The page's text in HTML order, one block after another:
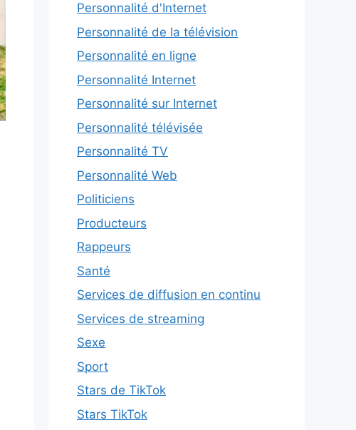
Personnalité d'Internet
Personnalité de la télévision
Personnalité en ligne
Personnalité Internet
Personnalité sur Internet
Personnalité télévisée
Personnalité TV
Personnalité Web
Politiciens
Producteurs
Rappeurs
Santé
Services de diffusion en continu
Services de streaming
Sexe
Sport
Stars de TikTok
Stars TikTok